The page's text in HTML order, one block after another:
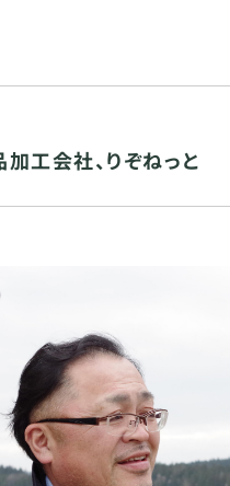
工会社、りぞねっと